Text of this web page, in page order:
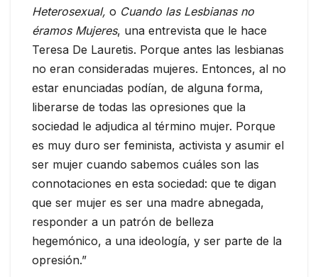
Heterosexual, o Cuando las Lesbianas no
éramos Mujeres, una entrevista que le hace
Teresa De Lauretis. Porque antes las lesbianas
no eran consideradas mujeres. Entonces, al no
estar enunciadas podían, de alguna forma,
liberarse de todas las opresiones que la
sociedad le adjudica al término mujer. Porque
es muy duro ser feminista, activista y asumir el
ser mujer cuando sabemos cuáles son las
connotaciones en esta sociedad: que te digan
que ser mujer es ser una madre abnegada,
responder a un patrón de belleza
hegemónico, a una ideología, y ser parte de la
opresión.”